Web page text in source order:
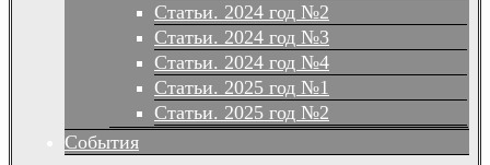
Статьи. 2024 год №2
Статьи. 2024 год №3
Статьи. 2024 год №4
Статьи. 2025 год №1
Статьи. 2025 год №2
События